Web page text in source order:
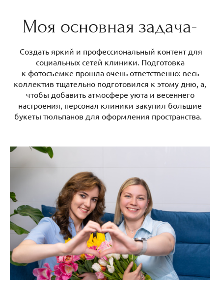
Моя основная задача-
Создать яркий и профессиональный контент для
социальных сетей клиники. Подготовка
к фотосъемке прошла очень ответственно: весь
коллектив тщательно подготовился к этому дню, а,
чтобы добавить атмосфере уюта и весеннего
настроения, персонал клиники закупил большие
букеты тюльпанов для оформления пространства.